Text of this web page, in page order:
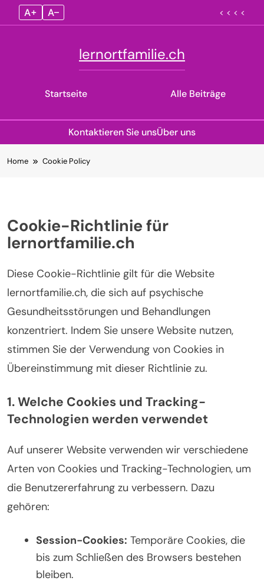
A+ A– < < < <
Startseite
lernortfamilie.ch
Alle Beiträge
Kontaktieren Sie unsÜber uns
toHome Cookie Policy
Cookie-Richtlinie für
lernortfamilie.ch
Diese Cookie-Richtlinie gilt für die Website
lernortfamilie.ch, die sich auf psychische
Gesundheitsstörungen und Behandlungen
konzentriert. Indem Sie unsere Website nutzen,
stimmen Sie der Verwendung von Cookies in
Übereinstimmung mit dieser Richtlinie zu.
1. Welche Cookies und Tracking-
Technologien werden verwendet
Auf unserer Website verwenden wir verschiedene
Arten von Cookies und Tracking-Technologien, um
die Benutzererfahrung zu verbessern. Dazu
gehören:
Session-Cookies: Temporäre Cookies, die
bis zum Schließen des Browsers bestehen
bleiben.